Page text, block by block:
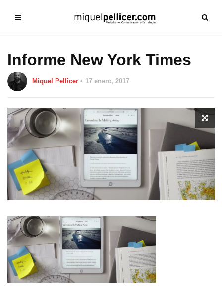
Informe New York Times
Miquel Pellicer 17 enero, 2017